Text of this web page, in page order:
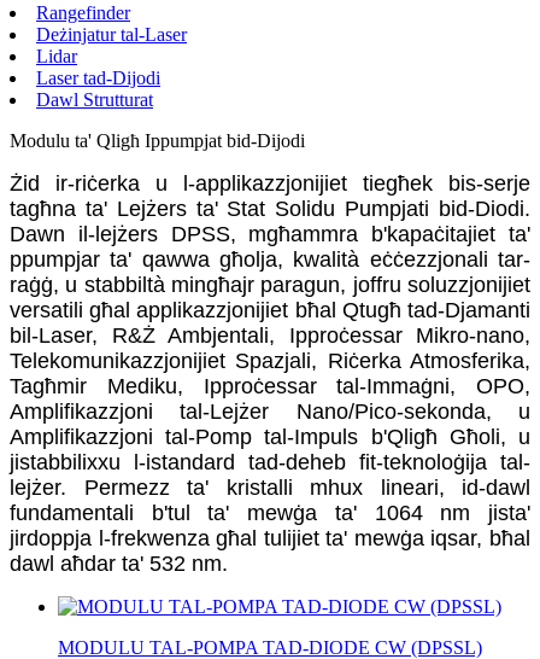
Rangefinder
Deżinjatur tal-Laser
Lidar
Laser tad-Dijodi
Dawl Strutturat
Modulu ta' Qligħ Ippumpjat bid-Dijodi
Żid ir-riċerka u l-applikazzjonijiet tiegħek bis-serje
tagħna ta' Lejżers ta' Stat Solidu Pumpjati bid-Diodi.
Dawn il-lejżers DPSS, mgħammra b'kapaċitajiet ta'
ppumpjar ta' qawwa għolja, kwalità eċċezzjonali tar-
raġġ, u stabbiltà mingħajr paragun, joffru soluzzjonijiet
versatili għal applikazzjonijiet bħal Qtugħ tad-Djamanti
bil-Laser, R&Ż Ambjentali, Ipproċessar Mikro-nano,
Telekomunikazzjonijiet Spazjali, Riċerka Atmosferika,
Tagħmir Mediku, Ipproċessar tal-Immaġni, OPO,
Amplifikazzjoni tal-Lejżer Nano/Pico-sekonda, u
Amplifikazzjoni tal-Pomp tal-Impuls b'Qligħ Għoli, u
jistabbilixxu l-istandard tad-deheb fit-teknoloġija tal-
lejżer. Permezz ta' kristalli mhux lineari, id-dawl
fundamentali b'tul ta' mewġa ta' 1064 nm jista'
jirdoppja l-frekwenza għal tulijiet ta' mewġa iqsar, bħal
dawl aħdar ta' 532 nm.
MODULU TAL-POMPA TAD-DIODE CW (DPSSL)